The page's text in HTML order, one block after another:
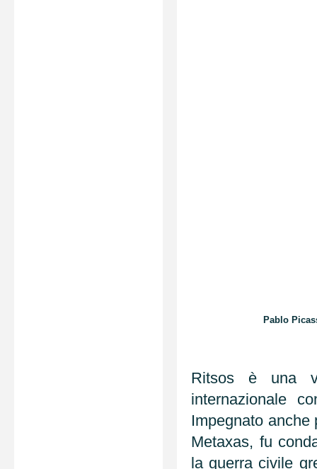
Pablo
Ritsos è una
internazionale
Impegnato
Metaxas, fu
la guerra civile